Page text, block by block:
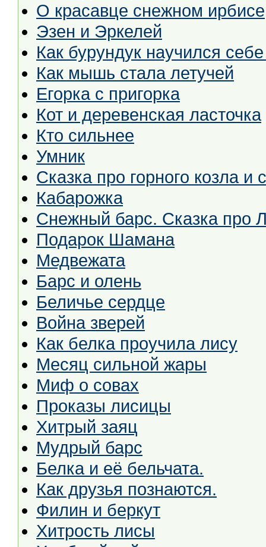
О красавце снежном ирбисе
Эзен и Эркелей
Как бурундук научился
Как мышь стала летучей
Егорка с пригорка
Кот и деревенская ласточка
Кто сильнее
Умник
Сказка про горного козла и
Кабарожка
Снежный барс. Сказка про
Подарок Шамана
Медвежата
Барс и олень
Беличье сердце
Война зверей
Как белка проучила лису
Месяц сильной жары
Миф о совах
Проказы лисицы
Хитрый заяц
Мудрый барс
Белка и её бельчата.
Как друзья познаются.
Филин и беркут
Хитрость лисы